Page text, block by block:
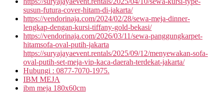
susun-futura-cover-hitam-di-jakarta/
https://vendorinaja.com/2024/02/28/sewa-meja-dinner-
lengkap-dengan-kursi-tiffany-gold-bekasi/
https://vendorinaja.com/2026/03/11/sewa-panggungkarpet-
hitamsofa-oval-putih-jakarta
https://suryajayaevent.rentals/2025/09/12/menyewakan-sofa-
oval-putih-set-meja-vip-kaca-daerah-terdekat-jakarta/
Hubungi : 0877-7070-1975.
IBM MEJA
ibm meja 180x60cm